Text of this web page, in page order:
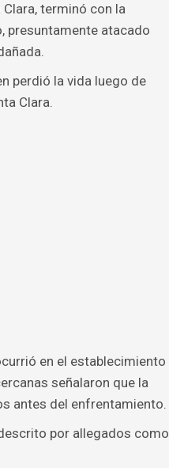
terminó con la
presuntamente atacado
perdió la vida luego de
Clara.
en el establecimiento
señalaron que la
antes del enfrentamiento.
por allegados como